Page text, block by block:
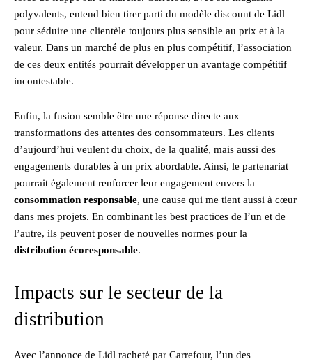
polyvalents, entend bien tirer parti du modèle discount de Lidl
pour séduire une clientèle toujours plus sensible au prix et à la
valeur. Dans un marché de plus en plus compétitif, l’association
de ces deux entités pourrait développer un avantage compétitif
incontestable.
Enfin, la fusion semble être une réponse directe aux
transformations des attentes des consommateurs. Les clients
d’aujourd’hui veulent du choix, de la qualité, mais aussi des
engagements durables à un prix abordable. Ainsi, le partenariat
pourrait également renforcer leur engagement envers la
consommation responsable, une cause qui me tient aussi à cœur
dans mes projets. En combinant les best practices de l’un et de
l’autre, ils peuvent poser de nouvelles normes pour la
distribution écoresponsable.
Impacts sur le secteur de la
distribution
Avec l’annonce de Lidl racheté par Carrefour, l’un des